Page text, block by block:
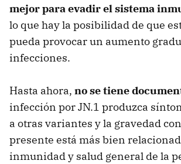
mejor para evadir el sistema
lo que hay la posibilidad de que
pueda provocar un aumento
infecciones.
Hasta ahora, no se tiene
infección por JN.1 produzca
a otras variantes y la gravedad
presente está más bien
inmunidad y salud general de la